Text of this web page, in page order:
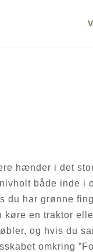
hænder i det
både inde i
du har grønne
køre en traktor
og hvis du
omkring